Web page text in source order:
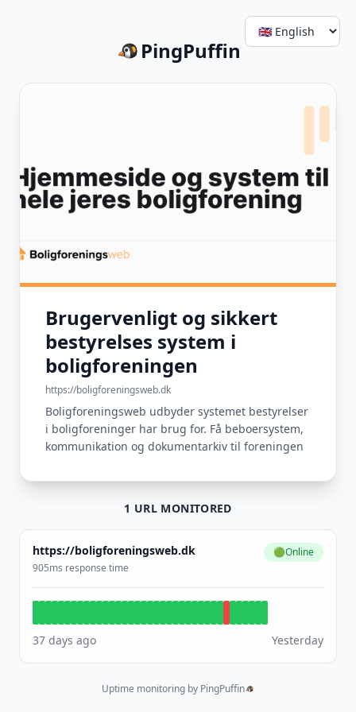
PingPuffin
Brugervenligt og sikkert
bestyrelses system i
boligforeningen
https://boligforeningsweb.dk
Boligforeningsweb udbyder systemet bestyrelser
i boligforeninger har brug for. Få beboersystem,
kommunikation og dokumentarkiv til foreningen
1 URL MONITORED
https://boligforeningsweb.dk
905ms response time
🟢Online
37 days ago Yesterday
Uptime monitoring by PingPuffin